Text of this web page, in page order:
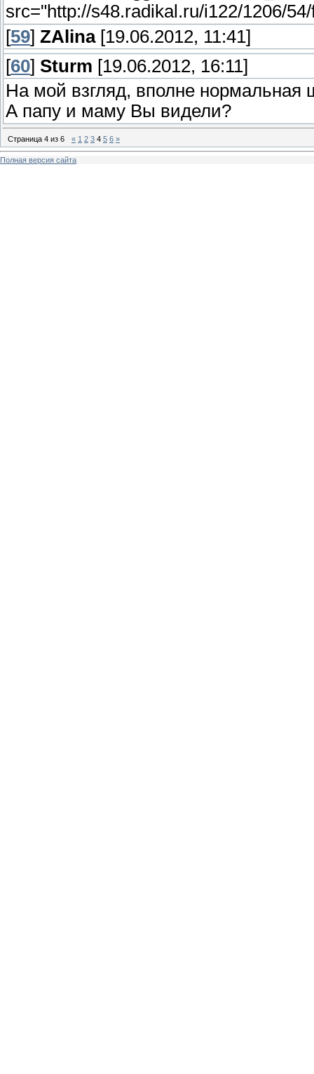
src="http://s48.radikal.ru/i122/1206/
[59] ZAlina[19.06.2012, 11:41]
[60] Sturm [19.06.2012, 16:11]
На мой взгляд, вполне нормальная
А папу и маму Вы видели?
Страница 4 из 6 « 1 2 3 4 5 6 »
Полная версия сайта